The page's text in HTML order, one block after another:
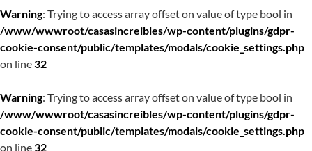
Warning: Trying to access array offset on value of type bool in
/www/wwwroot/casasincreibles/wp-content/plugins/gdpr-
cookie-consent/public/templates/modals/cookie_settings.php
on line32
Warning: Trying to access array offset on value of type bool in
/www/wwwroot/casasincreibles/wp-content/plugins/gdpr-
cookie-consent/public/templates/modals/cookie_settings.php
on line32